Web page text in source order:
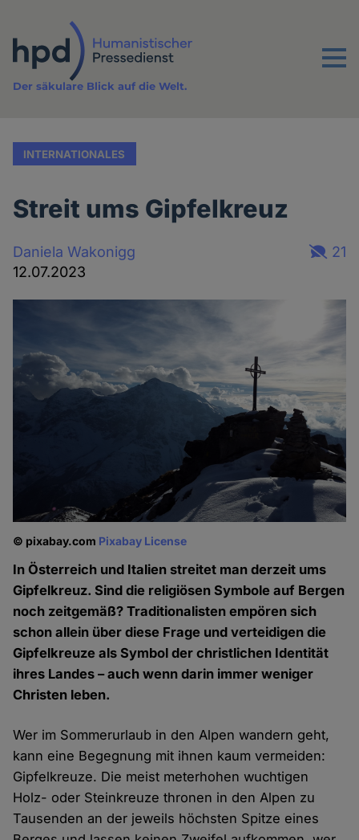
Inhalt
Menu
Der säkulare Blick auf die Welt.
INTERNATIONALES
Streit ums Gipfelkreuz
Daniela Wakonigg
12.07.2023
21
© pixabay.com Pixabay License
In Österreich und Italien streitet man derzeit ums
Gipfelkreuz. Sind die religiösen Symbole auf Bergen
noch zeitgemäß? Traditionalisten empören sich
schon allein über diese Frage und verteidigen die
Gipfelkreuze als Symbol der christlichen Identität
ihres Landes – auch wenn darin immer weniger
Christen leben.
Wer im Sommerurlaub in den Alpen wandern geht,
kann eine Begegnung mit ihnen kaum vermeiden:
Gipfelkreuze. Die meist meterhohen wuchtigen
Holz- oder Steinkreuze thronen in den Alpen zu
Tausenden an der jeweils höchsten Spitze eines